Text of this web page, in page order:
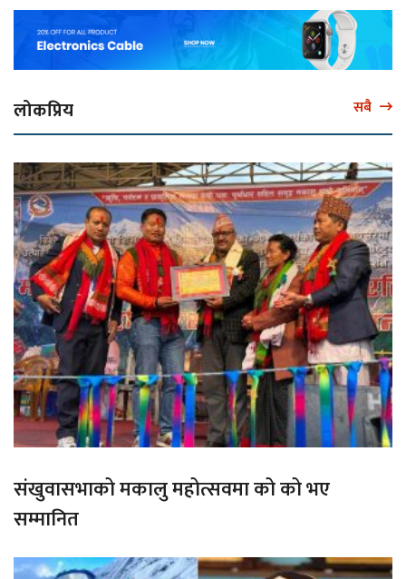
लोकप्रिय सबै
संखुवासभाको मकालु महोत्सवमा को को भए
सम्मानित